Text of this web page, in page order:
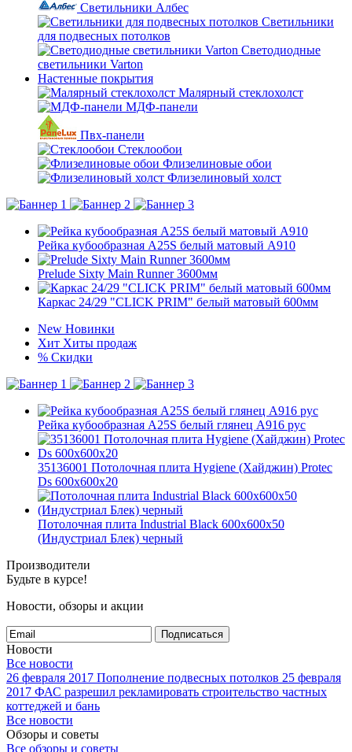
Светильники Албес
Светильники
для подвесных потолков
Светодиодные
светильники Varton
Настенные покрытия
Малярный стеклохолст
МДФ-панели
Пвх-панели
Стеклообои
Флизелиновые обои
Флизелиновый холст
Рейка кубообразная A25S белый матовый А910
Prelude Sixty Main Runner 3600мм
Каркас 24/29 "CLICK PRIM" белый матовый 600мм
New Новинки
Хит Хиты продаж
% Скидки
Рейка кубообразная A25S белый глянец А916 рус
35136001 Потолочная плита Hygiene (Хайджин) Protec
Ds 600x600x20
Потолочная плита Industrial Black 600x600x50
(Индустриал Блек) черный
Производители
Будьте в курсе!
Новости, обзоры и акции
Подписаться
Новости
Все новости
26 февраля 2017 Пополнение подвесных потолков 25 февраля
2017 ФАС разрешил рекламировать строительство частных
коттеджей и бань
Все новости
Обзоры и советы
Все обзоры и советы